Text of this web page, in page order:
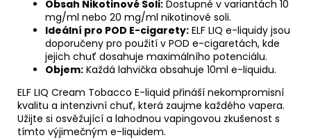
Obsah Nikotinové Soli: Dostupné v variantách 10
mg/ml nebo 20 mg/ml nikotinové soli.
Ideální pro POD E-cigarety: ELF LIQ e-liquidy jsou
doporučeny pro použití v POD e-cigaretách, kde
jejich chuť dosahuje maximálního potenciálu.
Objem: Každá lahvička obsahuje 10ml e-liquidu.
ELF LIQ Cream Tobacco E-liquid přináší nekompromisní
kvalitu a intenzivní chuť, která zaujme každého vapera.
Užijte si osvěžující a lahodnou vapingovou zkušenost s
tímto výjimečným e-liquidem.